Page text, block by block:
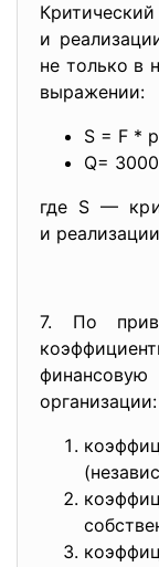
и
не только в
выражении:
S = F *
Q=
где S —
и
7. По
организации: